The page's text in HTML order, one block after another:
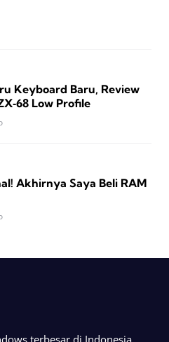
Keyboard Baru, Review
Low Profile
Akhirnya Saya Beli RAM